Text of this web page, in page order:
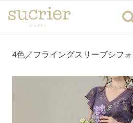
4色／フライングスリーブシフ